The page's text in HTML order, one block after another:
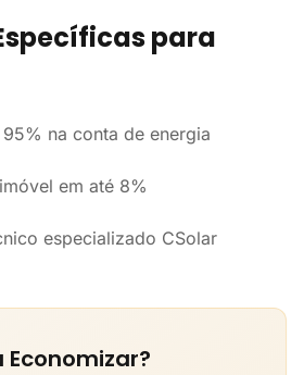
para
na conta de energia
em até 8%
especializado CSolar